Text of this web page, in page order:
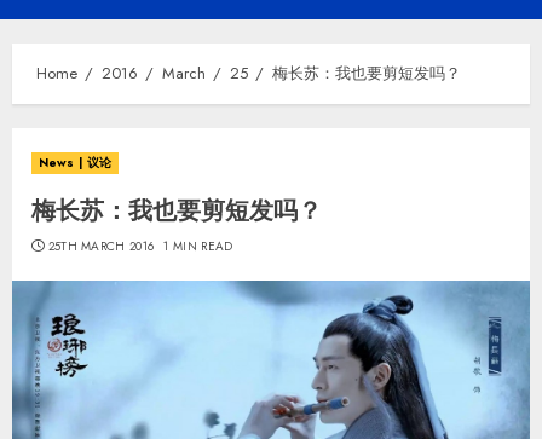
Home 2016 March 25 梅长苏：我也要剪短发吗？
News | 议论
梅长苏：我也要剪短发吗？
25TH MARCH 2016 1 MIN READ